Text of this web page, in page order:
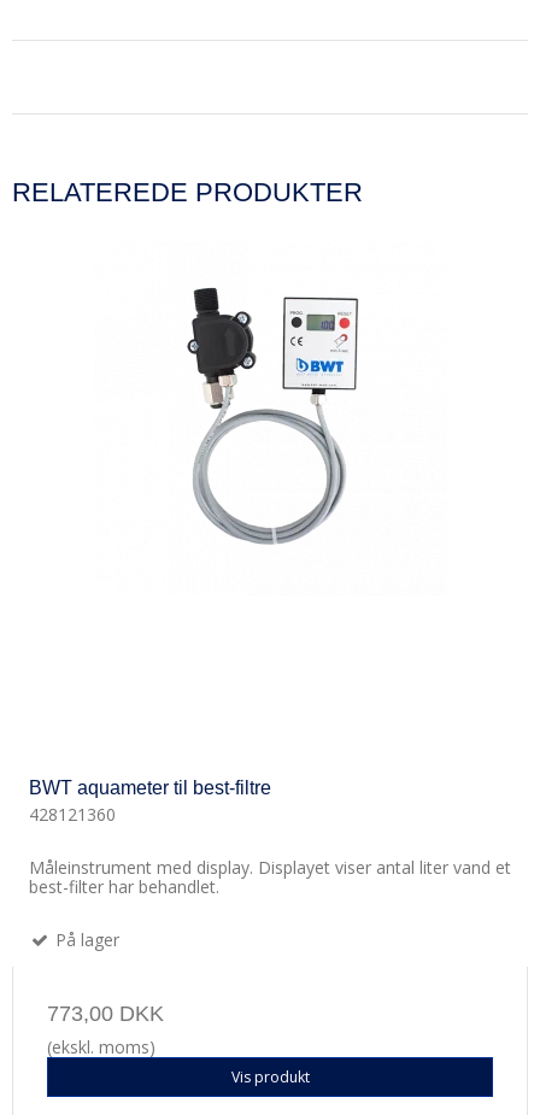
RELATEREDE PRODUKTER
BWT aquameter til best-filtre
428121360
Måleinstrument med display. Displayet viser antal liter vand et
best-filter har behandlet.
På lager
773,00 DKK
(ekskl. moms)
Vis produkt